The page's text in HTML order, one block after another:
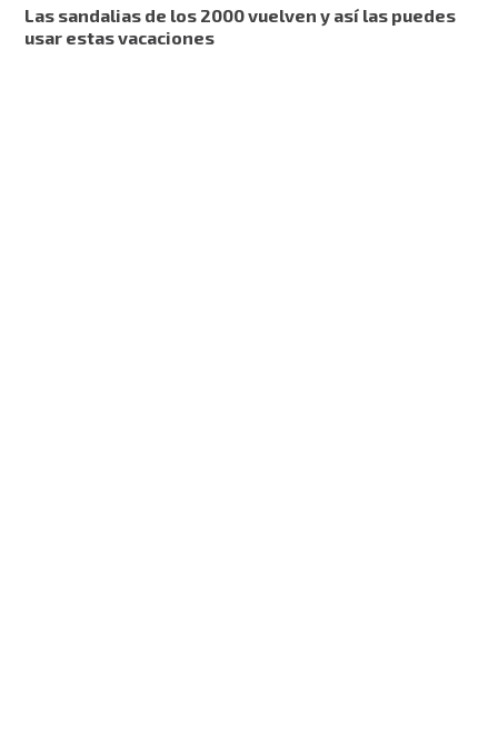
Las sandalias de los 2000 vuelven y así las puedes
usar estas vacaciones